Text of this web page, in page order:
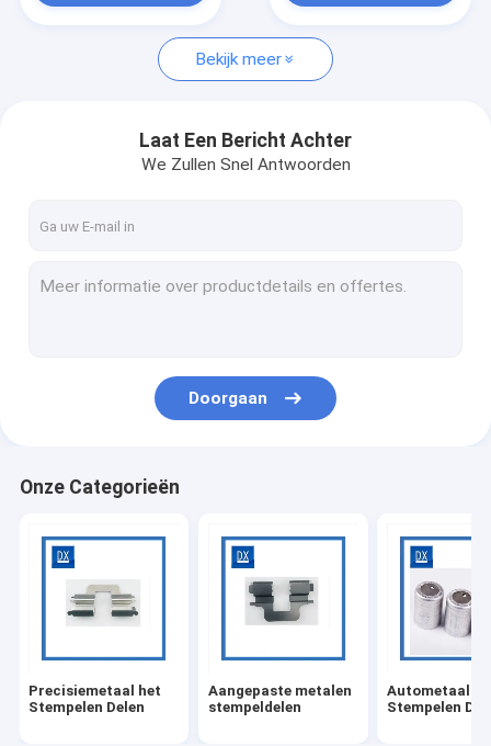
Precisiemetaal het Stempelen Delen
Aangepaste metalen stempeldelen
Laser scherpe delen
Trek Metaal het Stempelen diep
Metaal het Stempelen Klemmen
Het medische CNC Machinaal bewerken
het gieten het machinaal bewerken
Staal Ingepaste Koppeling
De Koker van de metaalring
Bekijk meer
Laat Een Bericht Achter
We Zullen Snel Antwoorden
Doorgaan
Onze Categorieën
Precisiemetaal het
Stempelen Delen
Aangepaste metalen
stempeldelen
Autometaal
Stempelen